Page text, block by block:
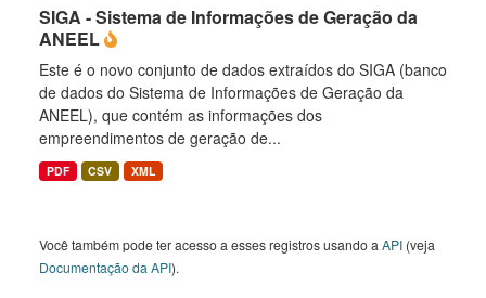
SIGA - Sistema de Informações de Geração da
ANEEL
Este é o novo conjunto de dados extraídos do SIGA (banco
de dados do Sistema de Informações de Geração da
ANEEL), que contém as informações dos
empreendimentos de geração de...
PDF CSV XML
Você também pode ter acesso a esses registros usando a API (veja
Documentação da API).